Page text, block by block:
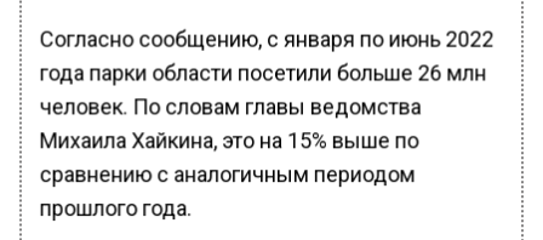
Согласно сообщению, с января по июнь 2022
года парки области посетили больше 26 млн
человек. По словам главы ведомства
Михаила Хайкина, это на 15% выше по
сравнению с аналогичным периодом
прошлого года.